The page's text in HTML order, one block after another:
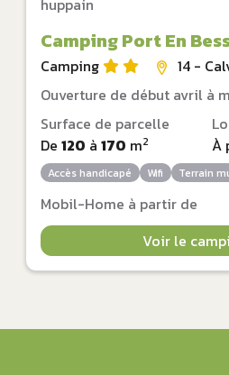
Camping Port En
Camping
14 -
Ouverture de début avril à
Surface de parcelle
De 120 à 170 m2
À
Accès handicapé Wifi Terrain
Mobil-Home à partir de
Voir le